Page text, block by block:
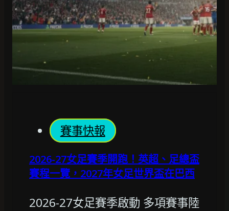
賽事快報
2026-27女足賽季開跑！英超、足總盃
賽程一覽，2027年女足世界盃在巴西
2026-27女足賽季啟動 多項賽事陸